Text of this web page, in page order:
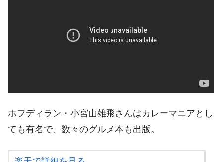
ホフディラン・小宮山雄飛さんはカレーマニアとし
ても有名で、数々のグルメ本も出版。